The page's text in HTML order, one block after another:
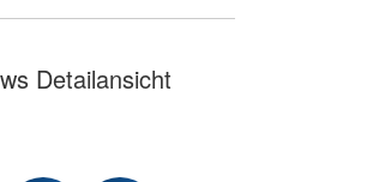
Detailansicht